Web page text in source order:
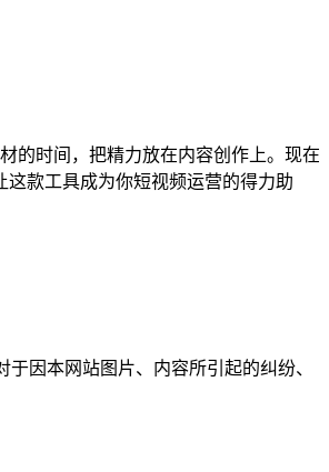
的时间，把精力放在内容创作上。现在
款工具成为你短视频运营的得力助
因本网站图片、内容所引起的纠纷、